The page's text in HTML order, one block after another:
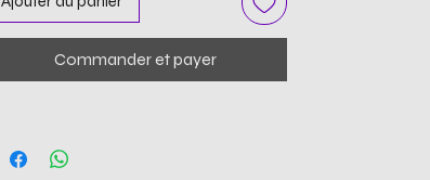
Commander et payer